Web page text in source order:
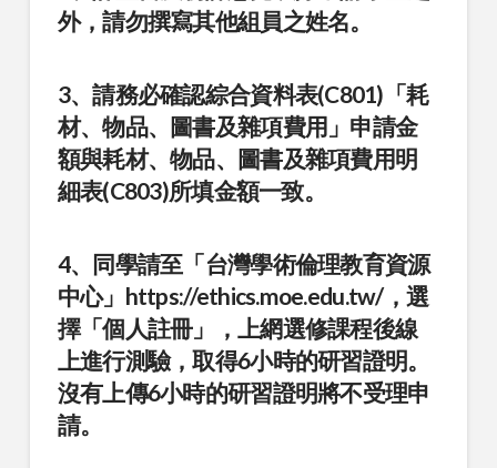
外，請勿撰寫其他組員之姓名。
3、請務必確認綜合資料表(C801)「耗
材、物品、圖書及雜項費用」申請金
額與耗材、物品、圖書及雜項費用明
細表(C803)所填金額一致。
4、同學請至「台灣學術倫理教育資源
中心」https://ethics.moe.edu.tw/，選
擇「個人註冊」，上網選修課程後線
上進行測驗，取得6小時的研習證明。
沒有上傳6小時的研習證明將不受理申
請。